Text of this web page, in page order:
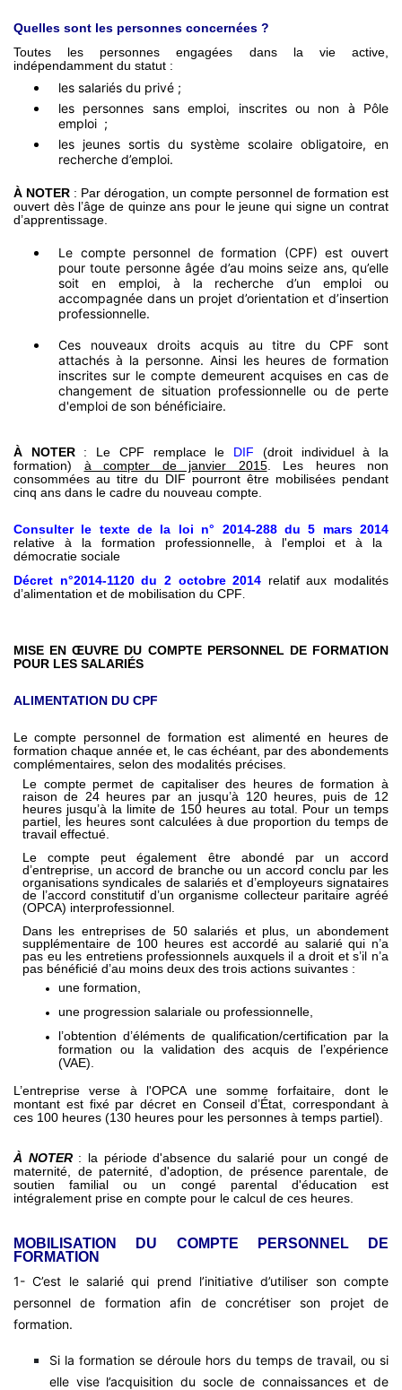
Quelles sont les personnes concernées ?
Toutes les personnes engagées dans la vie active,
indépendamment du statut :
les salariés du privé ;
les personnes sans emploi, inscrites ou non à Pôle
emploi ;
les jeunes sortis du système scolaire obligatoire, en
recherche d’emploi.
À NOTER : Par dérogation, un compte personnel de formation est
ouvert dès l’âge de quinze ans pour le jeune qui signe un contrat
d’apprentissage.
Le compte personnel de formation (CPF) est ouvert
pour toute personne âgée d’au moins seize ans, qu’elle
soit en emploi, à la recherche d’un emploi ou
accompagnée dans un projet d’orientation et d’insertion
professionnelle.
Ces nouveaux droits acquis au titre du CPF sont
attachés à la personne. Ainsi les heures de formation
inscrites sur le compte demeurent acquises en cas de
changement de situation professionnelle ou de perte
d'emploi de son bénéficiaire.
À NOTER : Le CPF remplace le DIF (droit individuel à la
formation) à compter de janvier 2015. Les heures non
consommées au titre du DIF pourront être mobilisées pendant
cinq ans dans le cadre du nouveau compte.
Consulter le texte de la loi n° 2014-288 du 5 mars 2014
relative à la formation professionnelle, à l'emploi et à la
démocratie sociale
Décret n°2014-1120 du 2 octobre 2014 relatif aux modalités
d’alimentation et de mobilisation du CPF.
MISE EN ŒUVRE DU COMPTE PERSONNEL DE FORMATION
POUR LES SALARIÉS
ALIMENTATION DU CPF
Le compte personnel de formation est alimenté en heures de
formation chaque année et, le cas échéant, par des abondements
complémentaires, selon des modalités précises.
Le compte permet de capitaliser des heures de formation à
raison de 24 heures par an jusqu’à 120 heures, puis de 12
heures jusqu’à la limite de 150 heures au total. Pour un temps
partiel, les heures sont calculées à due proportion du temps de
travail effectué.
Le compte peut également être abondé par un accord
d’entreprise, un accord de branche ou un accord conclu par les
organisations syndicales de salariés et d’employeurs signataires
de l’accord constitutif d’un organisme collecteur paritaire agréé
(OPCA) interprofessionnel.
Dans les entreprises de 50 salariés et plus, un abondement
supplémentaire de 100 heures est accordé au salarié qui n’a
pas eu les entretiens professionnels auxquels il a droit et s’il n’a
pas bénéficié d’au moins deux des trois actions suivantes :
une formation,
une progression salariale ou professionnelle,
l’obtention d’éléments de qualification/certification par la
formation ou la validation des acquis de l’expérience
(VAE).
L’entreprise verse à l'OPCA une somme forfaitaire, dont le
montant est fixé par décret en Conseil d’État, correspondant à
ces 100 heures (130 heures pour les personnes à temps partiel).
À NOTER: la période d'absence du salarié pour un congé de
maternité, de paternité, d'adoption, de présence parentale, de
soutien familial ou un congé parental d'éducation est
intégralement prise en compte pour le calcul de ces heures.
MOBILISATION DU COMPTE PERSONNEL DE
FORMATION
1- C’est le salarié qui prend l’initiative d’utiliser son compte
personnel de formation afin de concrétiser son projet de
formation.
Si la formation se déroule hors du temps de travail, ou si
elle vise l’acquisition du socle de connaissances et de